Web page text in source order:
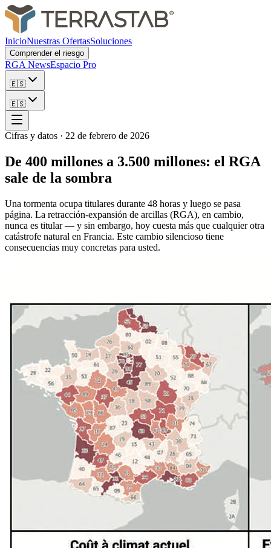
InicioNuestras OfertasSoluciones
Comprender el riesgo
RGA NewsEspacio Pro
🇪🇸
🇪🇸
Cifras y datos · 22 de febrero de 2026
De 400 millones a 3.500 millones: el RGA
sale de la sombra
Una tormenta ocupa titulares durante 48 horas y luego se pasa
página. La retracción-expansión de arcillas (RGA), en cambio,
nunca es titular — y sin embargo, hoy cuesta más que cualquier otra
catástrofe natural en Francia. Este cambio silencioso tiene
consecuencias muy concretas para usted.